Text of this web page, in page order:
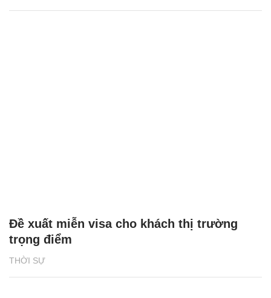
THỜI SỰ
Đề xuất miễn visa cho khách thị trường
trọng điểm